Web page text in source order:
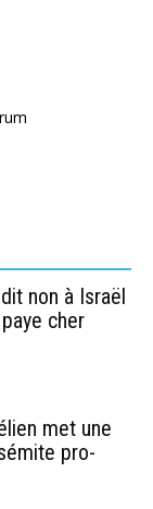
non à Israël
cher
met une
pro-